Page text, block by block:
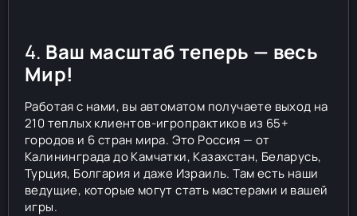
4. Ваш масштаб теперь — весь
Мир!
Работая с нами, вы автоматом получаете выход на
210 теплых клиентов-игропрактиков из 65+
городов и 6 стран мира. Это Россия — от
Калининграда до Камчатки, Казахстан, Беларусь,
Турция, Болгария и даже Израиль. Там есть наши
ведущие, которые могут стать мастерами и вашей
игры.